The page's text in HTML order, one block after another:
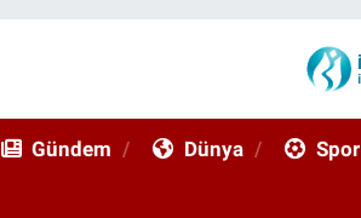
Gündem Dünya Spor